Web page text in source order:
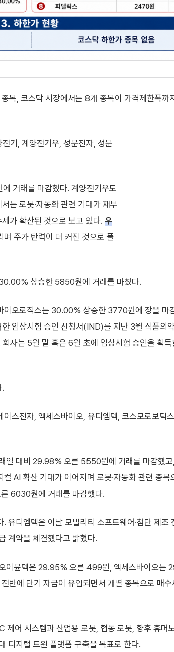
목, 코스닥 시장에서는 8개 종목이 가격제한폭까
기, 계양전기우, 성문전자, 성문
거래를 마감했다. 계양전기우도
는 로봇·자동화 관련 기대가 재부
가 확산된 것으로 보고 있다. 우
주가 탄력이 더 커진 것으로 풀
상승한 5850원에 거래를 마쳤다.
오로직스는 30.00% 상승한 3770원에 장을 마
임상시험 승인 신청서(IND)를 지난 3월 식품의
사는 5월 말 혹은 6월 초에 임상시험 승인을 획
스전자, 엑세스바이오, 유디엠텍, 코스모로보틱
일 대비 29.98% 오른 5550원에 거래를 마감했
AI 확산 기대가 이어지며 로봇·자동화 관련 종목
6030원에 거래를 마감했다.
디엠텍은 이날 모빌리티 소프트웨어·첨단 제조
계약을 체결했다고 밝혔다.
이뮨텍은 29.95% 오른 499원, 엑세스바이오는
반에 단기 자금이 유입되면서 개별 종목으로 매
제어 시스템과 산업용 로봇, 협동 로봇, 향후 휴머
디지털 트윈 플랫폼 구축을 목표로 한다.